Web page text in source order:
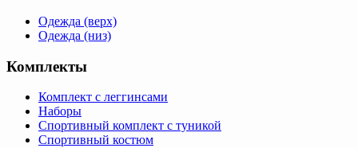
Одежда (верх)
Одежда (низ)
Комплекты
Комплект с леггинсами
Наборы
Спортивный комплект с туникой
Спортивный костюм